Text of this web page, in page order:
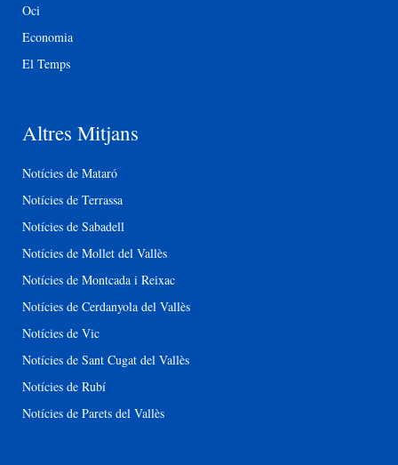
Oci
Economia
El Temps
Altres Mitjans
Notícies de Mataró
Notícies de Terrassa
Notícies de Sabadell
Notícies de Mollet del Vallès
Notícies de Montcada i Reixac
Notícies de Cerdanyola del Vallès
Notícies de Vic
Notícies de Sant Cugat del Vallès
Notícies de Rubí
Notícies de Parets del Vallès